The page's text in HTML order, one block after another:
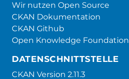
Wir nutzen Open Source
CKAN Dokumentation
CKAN Github
Open Knowledge Foundation
DATENSCHNITTSTELLE
CKAN Version 2.11.3